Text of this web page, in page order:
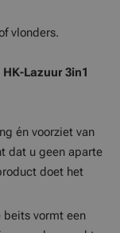
vlonders.
Lazuur 3in1
én voorziet van
dat u geen aparte
doet het
beits vormt een